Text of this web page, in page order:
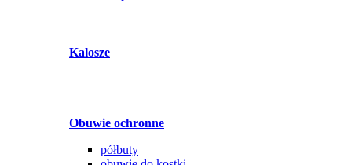
Kalosze
Obuwie ochronne
półbuty